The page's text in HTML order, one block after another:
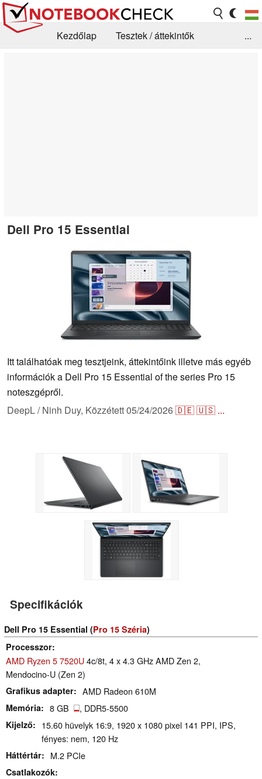
Kezdőlap
Tesztek / áttekintők
...
Dell Pro 15 Essential
Itt találhatóak meg tesztjeink, áttekintőink illetve más egyéb
információk a Dell Pro 15 Essential of the series Pro 15
noteszgépről.
DeepL / Ninh Duy, Közzétett05/24/2026🇩🇪🇺🇸 ...
Specifikációk
Dell Pro 15 Essential (Pro 15 Széria)
Processzor
AMD Ryzen 5 7520U4c/8t, 4 x 4.3 GHz AMD Zen 2,
Mendocino-U (Zen 2)
Grafikus adapter AMD Radeon 610M
Memória 8 GB , DDR5-5500
Kijelző
15.60 hüvelyk 16:9, 1920 x 1080 pixel 141 PPI, IPS,
fényes: nem, 120 Hz
Háttértár M.2 PCIe
Csatlakozók